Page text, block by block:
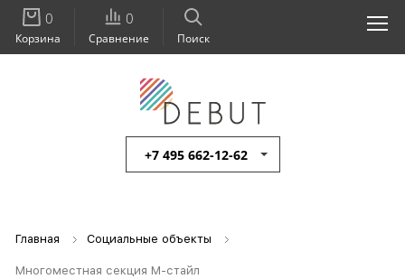
+7 495 662-12-62
Поиск
0
Сравнение
0
Корзина
Главная Социальные объекты
Многоместная секция М-стайл